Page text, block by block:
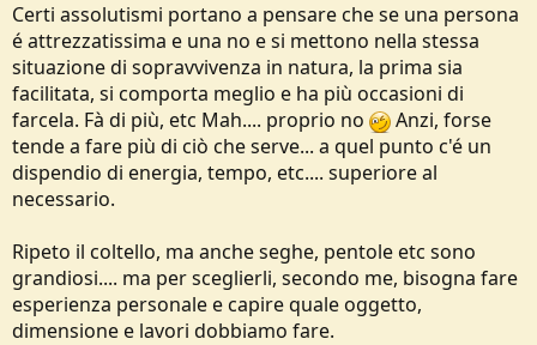
Certi assolutismi portano a pensare che se una persona
é attrezzatissima e una no e si mettono nella stessa
situazione di sopravvivenza in natura, la prima sia
facilitata, si comporta meglio e ha più occasioni di
farcela. Fà di più, etc Mah.... proprio no
Anzi, forse
tende a fare più di ciò che serve... a quel punto c'é un
dispendio di energia, tempo, etc.... superiore al
necessario.
Ripeto il coltello, ma anche seghe, pentole etc sono
grandiosi.... ma per sceglierli, secondo me, bisogna fare
esperienza personale e capire quale oggetto,
dimensione e lavori dobbiamo fare.